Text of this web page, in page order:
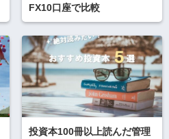
FX10口座で比較
投資本100冊以上読んだ管理